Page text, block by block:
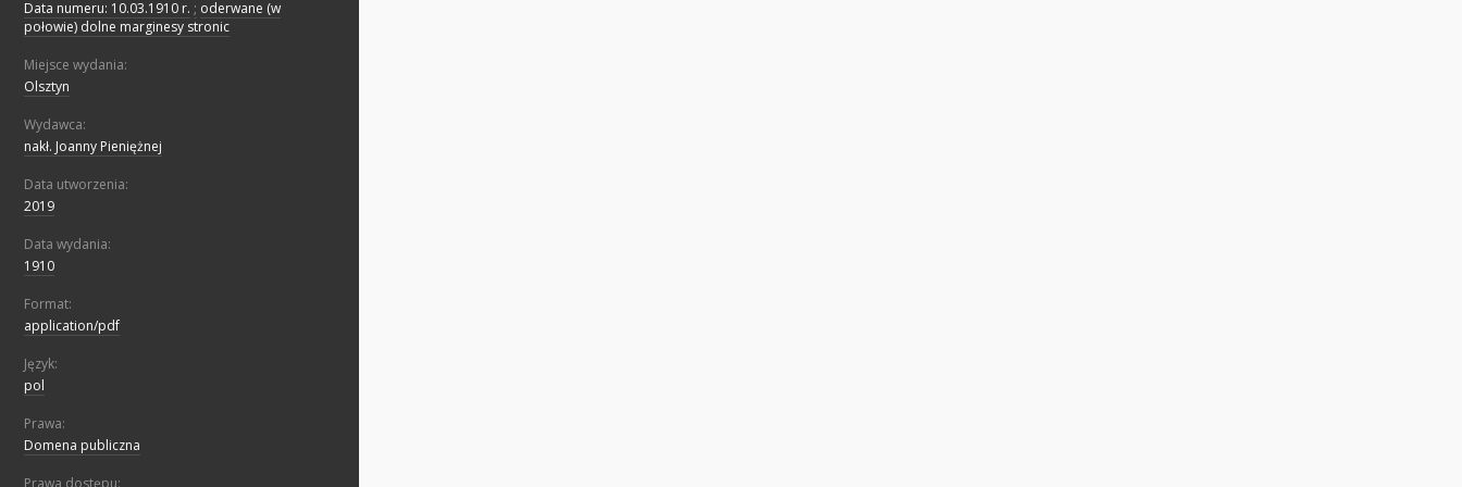
Data numeru: 10.03.1910 r. ; oderwane (w
połowie) dolne marginesy stronic
Miejsce wydania:
Olsztyn
Wydawca:
nakł. Joanny Pieniężnej
Data utworzenia:
2019
Data wydania:
1910
Format:
application/pdf
Język:
pol
Prawa:
Domena publiczna